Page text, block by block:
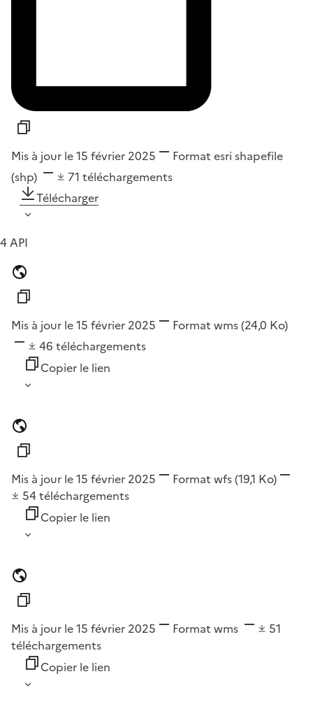
Mis à jour le 15 février 2025 Format esri shapefile
(shp)
71 téléchargements
Télécharger
4 API
Mis à jour le 15 février 2025 Format wms(24,0 Ko)
46 téléchargements
Copier le lien
Mis à jour le 15 février 2025 Format wfs(19,1 Ko)
54 téléchargements
Copier le lien
Mis à jour le 15 février 2025 Format wms
51
téléchargements
Copier le lien